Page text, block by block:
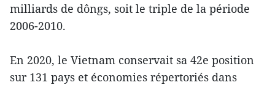
milliards de dôngs, soit le triple de la période
2006-2010.
En 2020, le Vietnam conservait sa 42e position
sur 131 pays et économies répertoriés dans